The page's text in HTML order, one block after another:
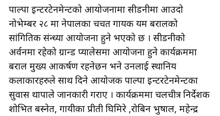
पाल्पा इन्टरटेनमेन्टको आयोजनामा सीडनीमा आउदो
नोभेम्बर २८ मा नेपालका चर्चित गायक यम बरालको
सांगितिक संन्ध्या आयोजना हुने भएको छ । सीडनीको
अर्वनमा रहेको ग्रान्ड प्यालेसमा आयोजना हुने कार्यक्रममा
बराल मुख्य आकर्षण रहनेछन भने उनलाई स्थानिय
कलाकारहरुले साथ दिने आयोजक पाल्पा इन्टरटेनमेन्टका
सुवास थापाले जानकारी गराए । कार्यक्रममा चलचीत्र निर्देशक
शोभित बस्नेत, गायीका प्रीती घिमिरे ,रोबिन भुषाल, महेन्द्र